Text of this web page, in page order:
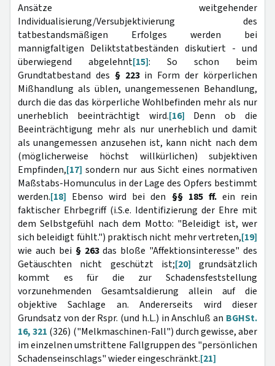
Ansätze weitgehender
Individualisierung/Versubjektivierung des
tatbestandsmäßigen Erfolges werden bei
mannigfaltigen Deliktstatbeständen diskutiert - und
überwiegend abgelehnt[15]: So schon beim
Grundtatbestand des § 223in Form der körperlichen
Mißhandlung als üblen, unangemessenen Behandlung,
durch die das das körperliche Wohlbefinden mehr als nur
unerheblich beeinträchtigt wird.[16] Denn ob die
Beeinträchtigung mehr als nur unerheblich und damit
als unangemessen anzusehen ist, kann nicht nach dem
(möglicherweise höchst willkürlichen) subjektiven
Empfinden,[17] sondern nur aus Sicht eines normativen
Maßstabs-Homunculus in der Lage des Opfers bestimmt
werden.[18] Ebenso wird bei den §§ 185 ff.ein rein
faktischer Ehrbegriff (i.S.e. Identifizierung der Ehre mit
dem Selbstgefühl nach dem Motto: "Beleidigt ist, wer
sich beleidigt fühlt.") praktisch nicht mehr vertreten,[19]
wie auch bei § 263das bloße "Affektionsinteresse" des
Getäuschten nicht geschützt ist;[20] grundsätzlich
kommt es für die zur Schadensfeststellung
vorzunehmenden Gesamtsaldierung allein auf die
objektive Sachlage an. Andererseits wird dieser
Grundsatz von der Rspr. (und h.L.) in Anschluß an BGHSt.
16, 321 (326) ("Melkmaschinen-Fall") durch gewisse, aber
im einzelnen umstrittene Fallgruppen des "persönlichen
Schadenseinschlags" wieder eingeschränkt.[21]